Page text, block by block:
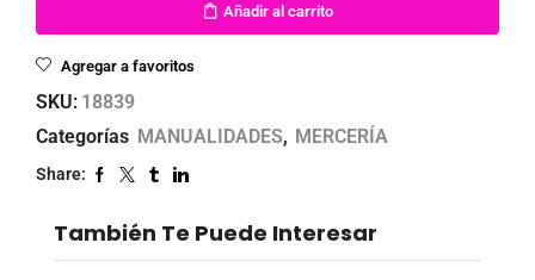
Añadir al carrito
Agregar a favoritos
SKU: 18839
Categorías MANUALIDADES, MERCERÍA
Share:
También Te Puede Interesar